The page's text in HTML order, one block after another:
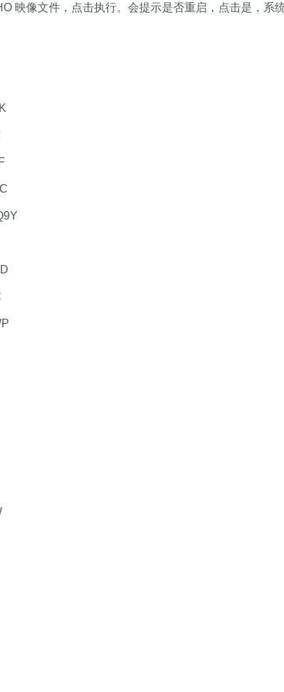
映像文件，点击执行。会提示是否重启，点击是，系